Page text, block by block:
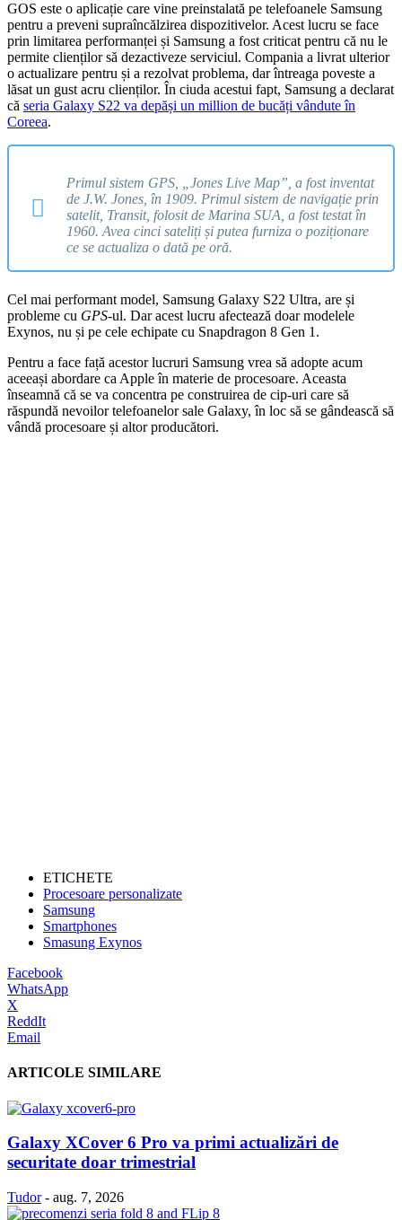
GOS este o aplicație care vine preinstalată pe telefoanele Samsung
pentru a preveni supraîncălzirea dispozitivelor. Acest lucru se face
prin limitarea performanței și Samsung a fost criticat pentru că nu le
permite clienților să dezactiveze serviciul. Compania a livrat ulterior
o actualizare pentru și a rezolvat problema, dar întreaga poveste a
lăsat un gust acru clienților. În ciuda acestui fapt, Samsung a declarat
că seria Galaxy S22 va depăși un million de bucăți vândute în
Coreea.
Primul sistem GPS, „Jones Live Map”, a fost inventat
de J.W. Jones, în 1909. Primul sistem de navigație prin
satelit, Transit, folosit de Marina SUA, a fost testat în
1960. Avea cinci sateliți și putea furniza o poziționare
ce se actualiza o dată pe oră.
Cel mai performant model, Samsung Galaxy S22 Ultra, are și
probleme cu GPS-ul. Dar acest lucru afectează doar modelele
Exynos, nu și pe cele echipate cu Snapdragon 8 Gen 1.
Pentru a face față acestor lucruri Samsung vrea să adopte acum
aceeași abordare ca Apple în materie de procesoare. Aceasta
înseamnă că se va concentra pe construirea de cip-uri care să
răspundă nevoilor telefoanelor sale Galaxy, în loc să se gândească să
vândă procesoare și altor producători.
ETICHETE
Procesoare personalizate
Samsung
Smartphones
Smasung Exynos
Facebook
WhatsApp
X
ReddIt
Email
ARTICOLE SIMILARE
Galaxy XCover 6 Pro va primi actualizări de
securitate doar trimestrial
Tudor - aug. 7, 2026